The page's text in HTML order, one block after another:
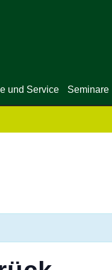
und Service Seminare